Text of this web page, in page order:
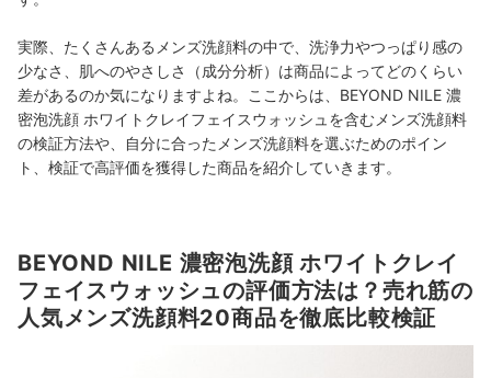
実際、たくさんあるメンズ洗顔料の中で、洗浄力やつっぱり感の
少なさ、肌へのやさしさ（成分分析）は商品によってどのくらい
差があるのか気になりますよね。ここからは、BEYOND NILE 濃
密泡洗顔 ホワイトクレイフェイスウォッシュを含むメンズ洗顔料
の検証方法や、自分に合ったメンズ洗顔料を選ぶためのポイン
ト、検証で高評価を獲得した商品を紹介していきます。
BEYOND NILE 濃密泡洗顔 ホワイトクレイ
フェイスウォッシュの評価方法は？売れ筋の
人気メンズ洗顔料20商品を徹底比較検証